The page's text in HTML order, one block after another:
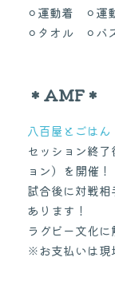
⚪︎運動着　⚪︎運
⚪︎タオル　⚪︎バ
＊AMF＊
八百屋とごは
セッション終
ョン）を開催！
試合後に対戦
あります！
ラグビー文化
※お支払いは現